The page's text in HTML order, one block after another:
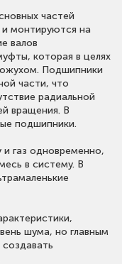
частей
и монтируются на
валов
которая в целях
Подшипники
части, что
радиальной
вращения. В
подшипники.
газ одновременно,
в систему. В
шума, но главным